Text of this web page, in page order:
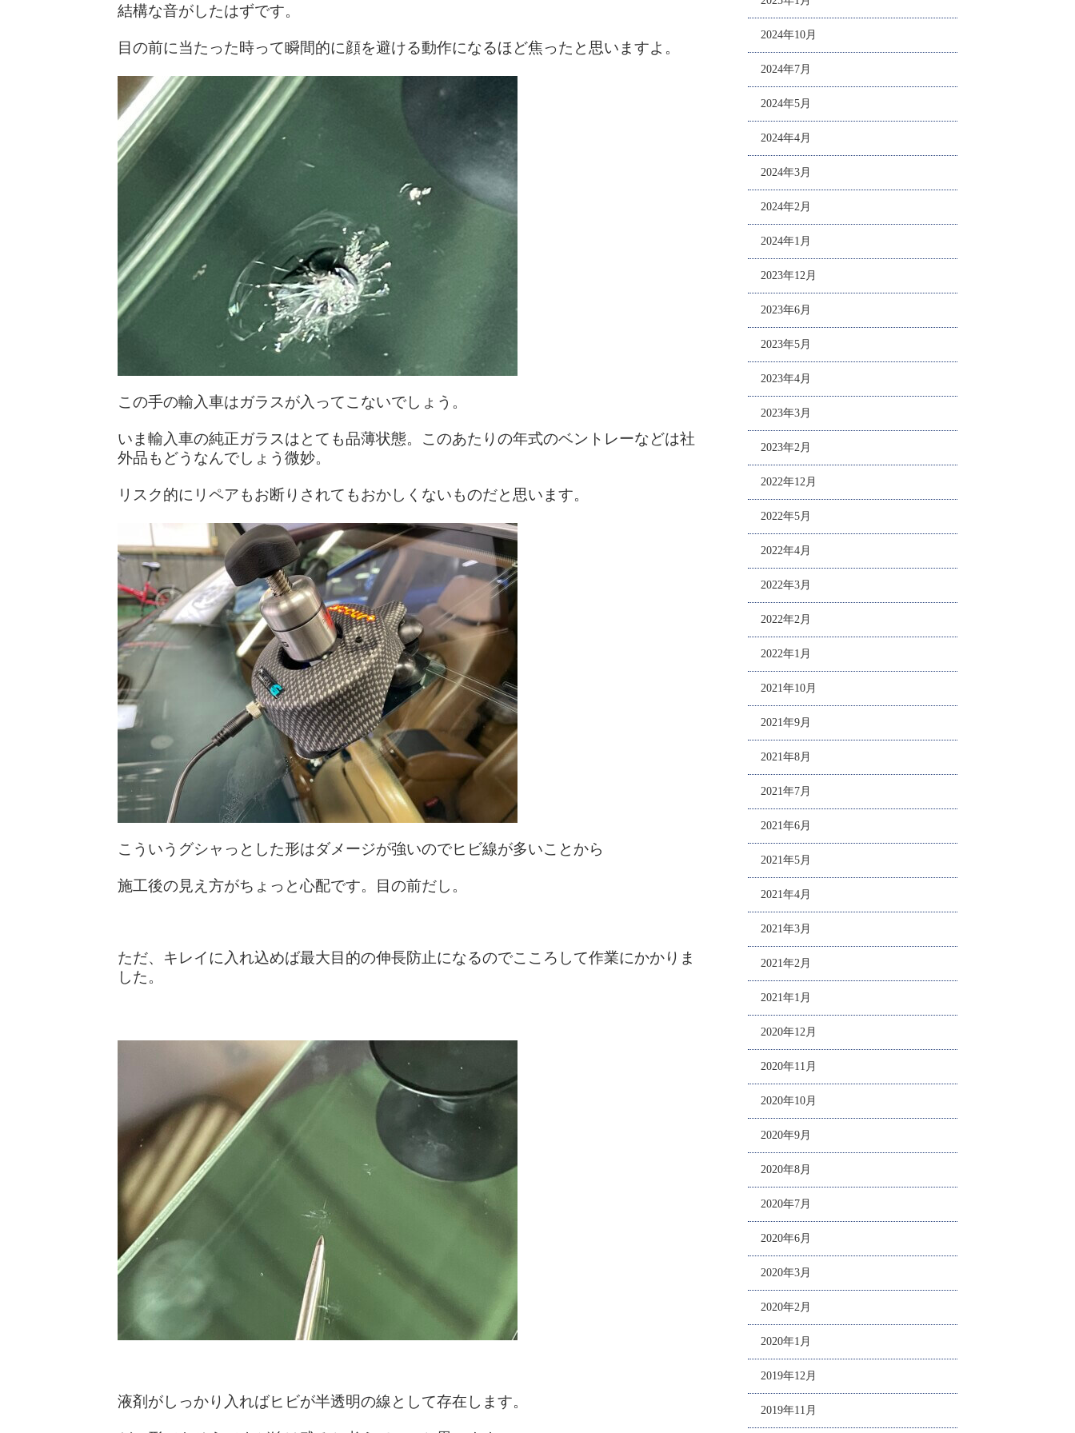
結構な音がしたはずです。
目の前に当たった時って瞬間的に顔を避ける動作になるほど焦ったと思いますよ。
この手の輸入車はガラスが入ってこないでしょう。
いま輸入車の純正ガラスはとても品薄状態。このあたりの年式のベントレーなどは社
外品もどうなんでしょう微妙。
リスク的にリペアもお断りされてもおかしくないものだと思います。
こういうグシャっとした形はダメージが強いのでヒビ線が多いことから
施工後の見え方がちょっと心配です。目の前だし。
ただ、キレイに入れ込めば最大目的の伸長防止になるのでこころして作業にかかりま
した。
液剤がしっかり入ればヒビが半透明の線として存在します。
2024年10月
2024年7月
2024年5月
2024年4月
2024年3月
2024年2月
2024年1月
2023年12月
2023年6月
2023年5月
2023年4月
2023年3月
2023年2月
2022年12月
2022年5月
2022年4月
2022年3月
2022年2月
2022年1月
2021年10月
2021年9月
2021年8月
2021年7月
2021年6月
2021年5月
2021年4月
2021年3月
2021年2月
2021年1月
2020年12月
2020年11月
2020年10月
2020年9月
2020年8月
2020年7月
2020年6月
2020年3月
2020年2月
2020年1月
2019年12月
2019年11月